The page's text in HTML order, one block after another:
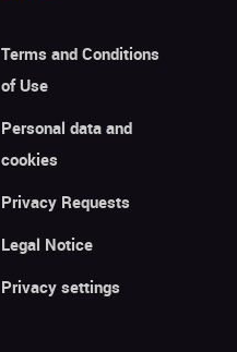
Terms and Conditions
of Use
Personal data and
cookies
Privacy Requests
Legal Notice
Privacy settings